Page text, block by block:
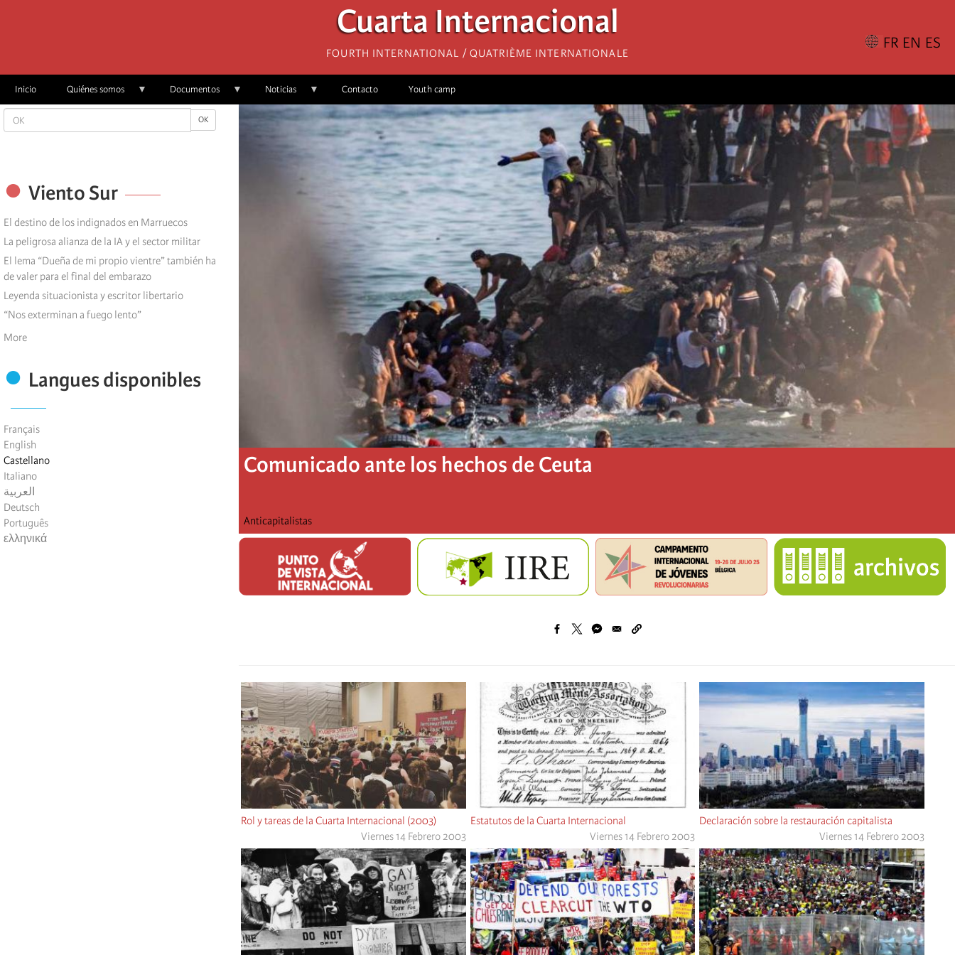
Cuarta Internacional
Fourth International / Quatrième internationale
Inicio Quiénes somos Documentos Noticias Contacto Youth camp
OK OK
Viento Sur
El destino de los indignados en Marruecos
La peligrosa alianza de la IA y el sector militar
El lema “Dueña de mi propio vientre” también ha
de valer para el final del embarazo
Leyenda situacionista y escritor libertario
“Nos exterminan a fuego lento”
More
Langues disponibles
Français
English
Castellano
Italiano
العربية
Deutsch
Português
ελληνικά
Comunicado ante los hechos de Ceuta
Anticapitalistas
Rol y tareas de la Cuarta Internacional (2003)
Viernes 14 Febrero 2003
Estatutos de la Cuarta Internacional
Viernes 14 Febrero 2003
Declaración sobre la restauración capitalista
Viernes 14 Febrero 2003